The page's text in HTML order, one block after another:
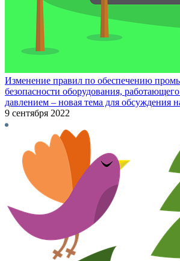
Изменение правил по обеспечению
безопасности оборудования,
давлением – новая тема для обсуждения
9 сентября 2022